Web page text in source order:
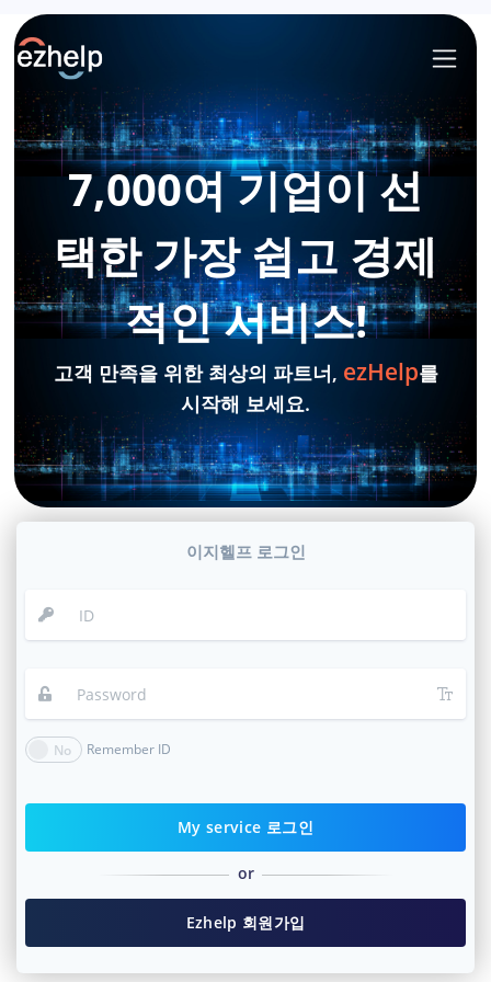
7,000여 기업이 선
택한 가장 쉽고 경제
적인 서비스!
고객 만족을 위한 최상의 파트너, ezHelp를
시작해 보세요.
이지헬프 로그인
Remember ID
My service 로그인
or
Ezhelp 회원가입